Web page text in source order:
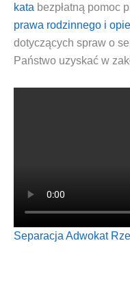
ka­ta bez­płat­ną pomoc
pra­wa rodzin­ne­go i
doty­czą­cych spraw o
Pań­stwo uzy­skać w
Sepa­ra­cja Adwo­kat